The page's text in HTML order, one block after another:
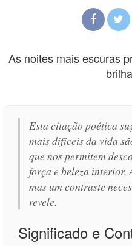
As noites mais escuras
Esta citação poética
mais difíceis da vida
que nos permitem
força e beleza interior.
mas um contraste
revele.
Significado e